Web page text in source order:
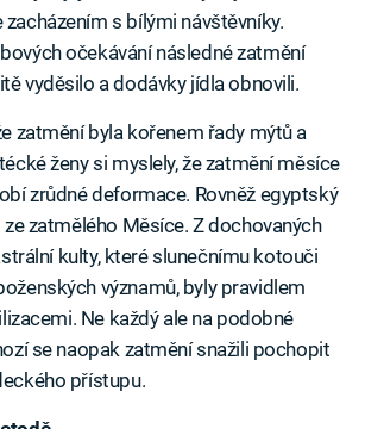
s bílými návštěvníky.
očekávání následné zatmění
vyděsilo a dodávky jídla obnovili.
zatmění byla kořenem řady mýtů a
ženy si myslely, že zatmění měsíce
zrůdné deformace. Rovněž egyptský
ze zatmělého Měsíce. Z dochovaných
kulty, které slunečnímu kotouči
významů, byly pravidlem
Ne každý ale na podobné
se naopak zatmění snažili pochopit
přístupu.